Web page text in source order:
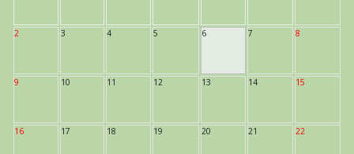
2 3 4 5 6 7 8
9 10 11 12 13 14 15
16 17 18 19 20 21 22